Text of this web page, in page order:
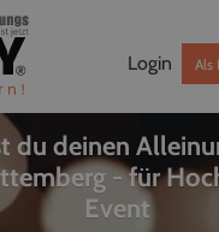
Login Als
du deinen
- für
Event